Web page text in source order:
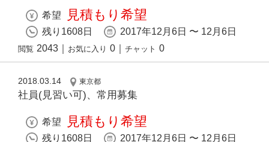
希望 見積もり希望
残り1608日 2017年12月6日 〜 12月6日
閲覧 2043 お気に入り 0 チャット 0
2018.03.14 東京都
社員(見習い可)、常用募集
希望 見積もり希望
残り1608日 2017年12月6日 〜 12月6日